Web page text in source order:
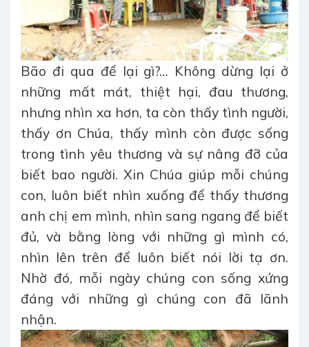
Bão đi qua để lại gì?… Không dừng lại ở
những mất mát, thiệt hại, đau thương,
nhưng nhìn xa hơn, ta còn thấy tình người,
thấy ơn Chúa, thấy mình còn được sống
trong tình yêu thương và sự nâng đỡ của
biết bao người. Xin Chúa giúp mỗi chúng
con, luôn biết nhìn xuống để thấy thương
anh chị em mình, nhìn sang ngang để biết
đủ, và bằng lòng với những gì mình có,
nhìn lên trên để luôn biết nói lời tạ ơn.
Nhờ đó, mỗi ngày chúng con sống xứng
đáng với những gì chúng con đã lãnh
nhận.